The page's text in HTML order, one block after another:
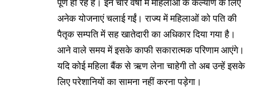
पूर्ण हो रहे हैं। इन चार वर्षों में महिलाओं के कल्याण के लिए
अनेक योजनाएं चलाई गईं। राज्य में महिलाओं को पति की
पैतृक सम्पति में सह खातेदारी का अधिकार दिया गया है।
आने वाले समय में इसके काफी सकारात्मक परिणाम आएंगे।
यदि कोई महिला बैंक से ऋण लेना चाहेगी तो अब उन्हें इसके
लिए परेशानियों का सामना नहीं करना पड़ेगा।